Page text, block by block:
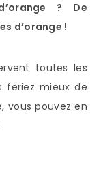
? De
d’orange !
toutes les
feriez mieux de
vous pouvez en